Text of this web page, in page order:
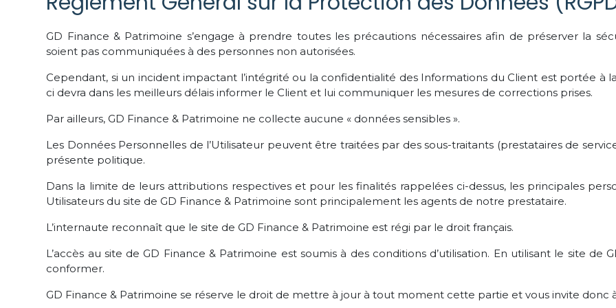
GD Finance & Patrimoine s’engage à prendre toutes les précautions nécessaires afin de préserver la
soient pas communiquées à des personnes non autorisées.
Cependant, si un incident impactant l’intégrité ou la confidentialité des Informations du Client est portée à
ci devra dans les meilleurs délais informer le Client et lui communiquer les mesures de corrections prises.
Par ailleurs, GD Finance & Patrimoine ne collecte aucune « données sensibles ».
Les Données Personnelles de l’Utilisateur peuvent être traitées par des sous-traitants (prestataires de
présente politique.
Dans la limite de leurs attributions respectives et pour les finalités rappelées ci-dessus, les principales
Utilisateurs du site de GD Finance & Patrimoine sont principalement les agents de notre prestataire.
L’internaute reconnaît que le site de GD Finance & Patrimoine est régi par le droit français.
L’accès au site de GD Finance & Patrimoine est soumis à des conditions d’utilisation. En utilisant le site de
conformer.
GD Finance & Patrimoine se réserve le droit de mettre à jour à tout moment cette partie et vous invite donc